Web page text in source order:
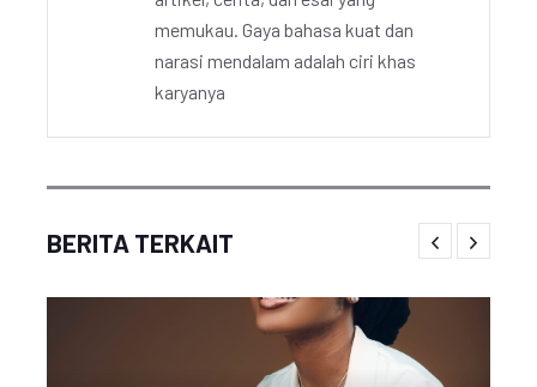
memukau. Gaya bahasa kuat dan
narasi mendalam adalah ciri khas
karyanya
BERITA TERKAIT